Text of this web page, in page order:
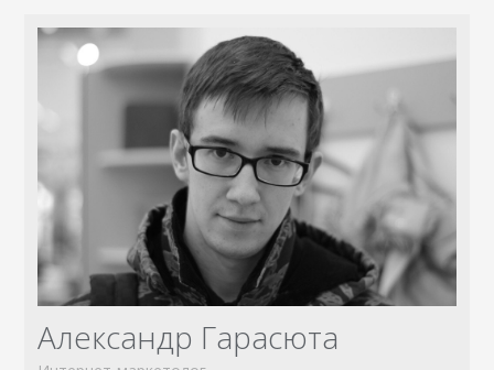
Александр Гарасюта